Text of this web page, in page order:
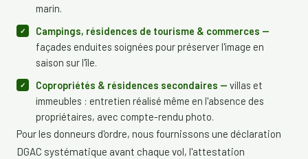
marin.
Campings, résidences de tourisme & commerces —
façades enduites soignées pour préserver l'image en
saison sur l'île.
Copropriétés & résidences secondaires — villas et
immeubles : entretien réalisé même en l'absence des
propriétaires, avec compte-rendu photo.
Pour les donneurs d'ordre, nous fournissons une déclaration
DGAC systématique avant chaque vol, l'attestation